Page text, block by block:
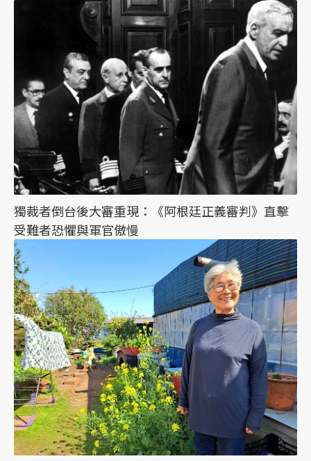
獨裁者倒台後大審重現：《阿根廷正義審判》直擊
受難者恐懼與軍官傲慢